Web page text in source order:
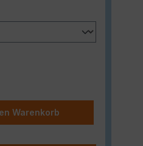
den
Warenkorb